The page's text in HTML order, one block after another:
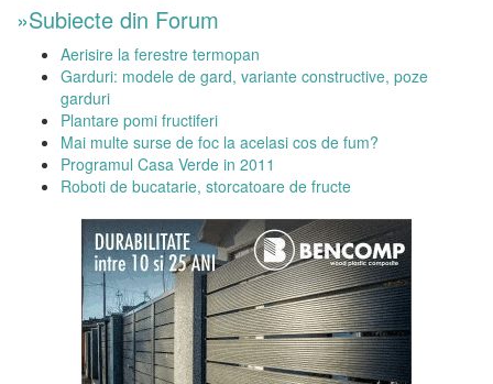
»Subiecte din Forum
Aerisire la ferestre termopan
Garduri: modele de gard, variante constructive, poze
garduri
Plantare pomi fructiferi
Mai multe surse de foc la acelasi cos de fum?
Programul Casa Verde in 2011
Roboti de bucatarie, storcatoare de fructe